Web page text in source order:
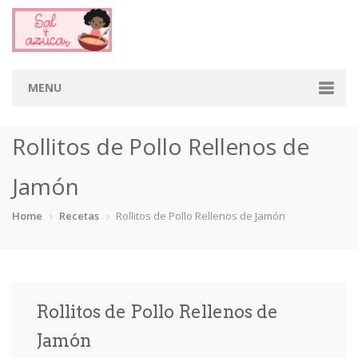
MENU
Categorias
Rollitos de Pollo Rellenos de
Jamón
Home Recetas Rollitos de Pollo Rellenos de Jamón
Rollitos de Pollo Rellenos de
Jamón